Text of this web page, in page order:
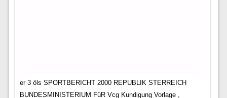
er 3 öls SPORTBERICHT 2000 REPUBLIK STERREICH
BUNDESMINISTERIUM FüR Vcg Kundigung Vorlage ,